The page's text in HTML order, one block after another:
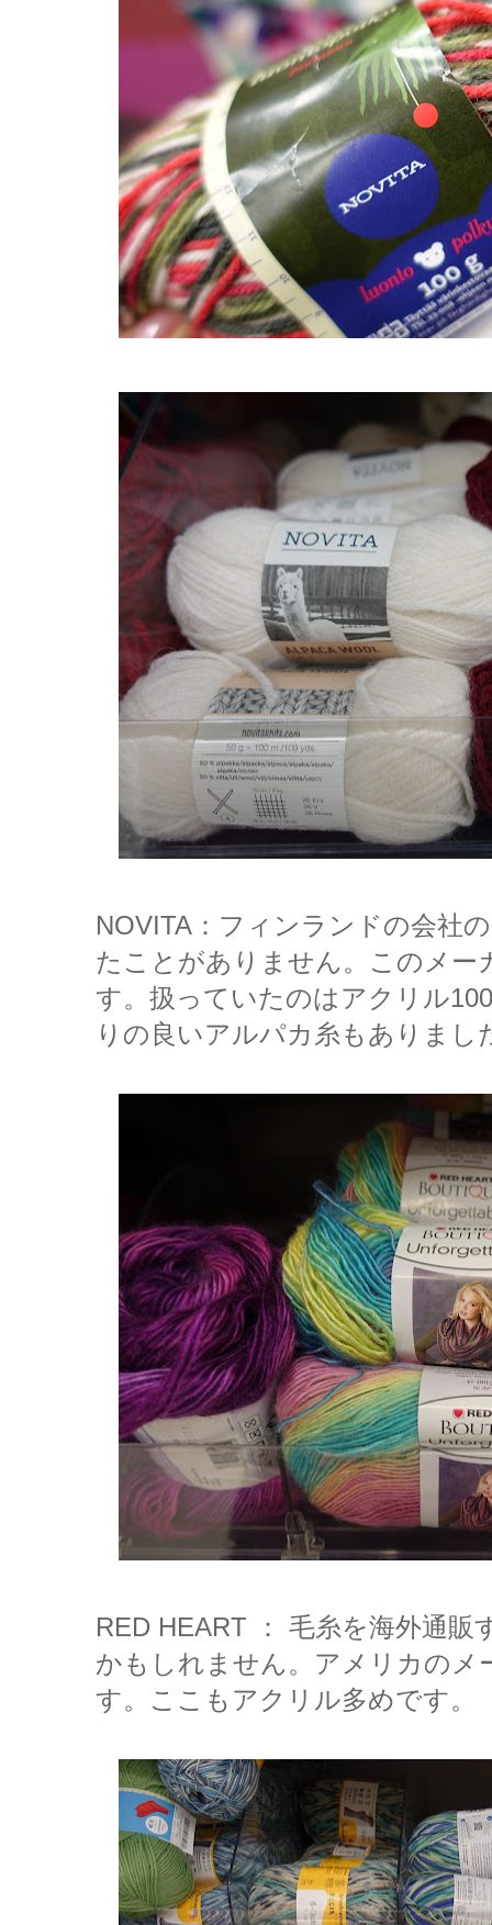
NOVITA：フィンランドの会社
たことがありません。このメー
す。扱っていたのはアクリル
りの良いアルパカ糸もありまし
RED HEART ： 毛糸を海外通
かもしれません。アメリカのメ
す。ここもアクリル多めです。